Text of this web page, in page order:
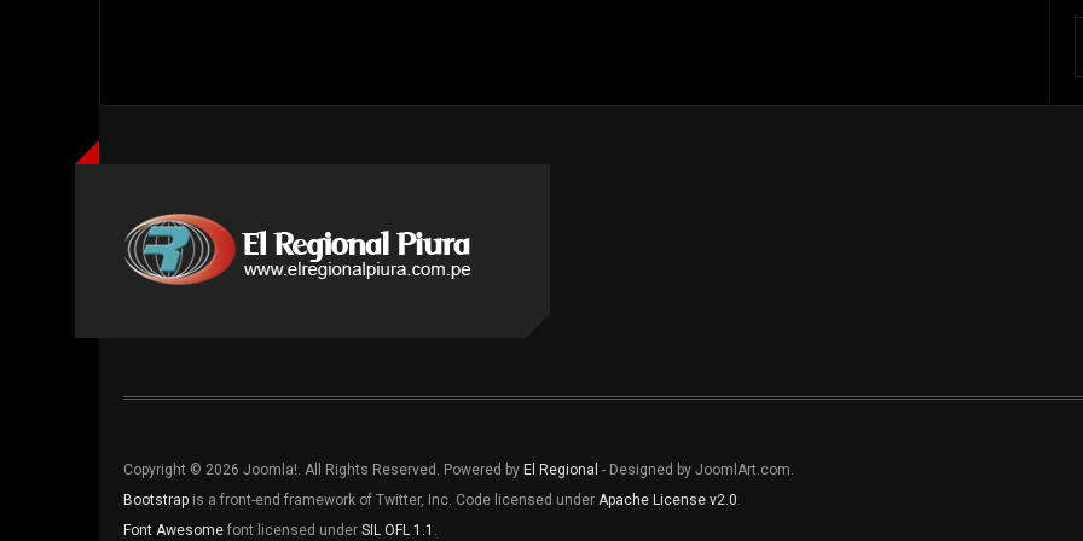
Copyright © 2026 Joomla!. All Rights Reserved. Powered by El Regional - Designed by JoomlArt.com.
Bootstrap is a front-end framework of Twitter, Inc. Code licensed under Apache License v2.0
Font Awesome font licensed under SIL OFL 1.1